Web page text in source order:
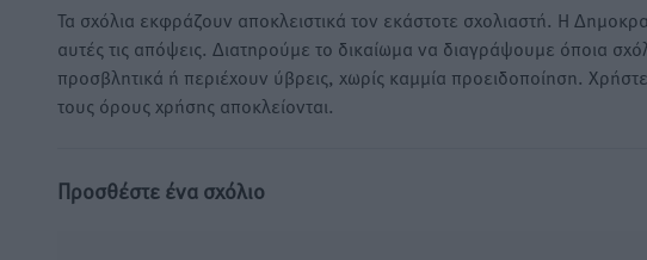
Τα σχόλια εκφράζουν αποκλειστικά τον εκάστοτε σχολιαστή. Η
αυτές τις απόψεις. Διατηρούμε το δικαίωμα να διαγράψουμε όποια
προσβλητικά ή περιέχουν ύβρεις, χωρίς καμμία προειδοποίηση.
τους όρους χρήσης αποκλείονται.
Προσθέστε ένα σχόλιο